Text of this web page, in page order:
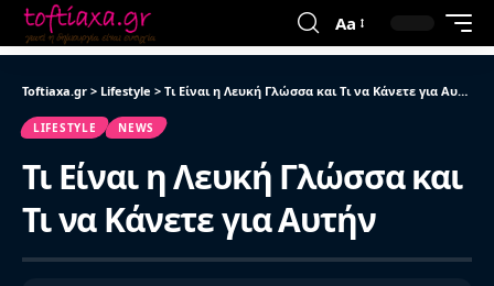
Aa
Toftiaxa.gr > Lifestyle > Τι Είναι η Λευκή Γλώσσα και Τι να Κάνετε για Αυτήν
LIFESTYLE NEWS
Τι Είναι η Λευκή Γλώσσα και
Τι να Κάνετε για Αυτήν